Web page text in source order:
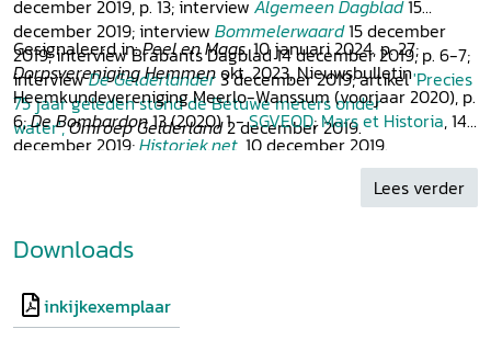
december 2019, p. 13; interview Algemeen Dagblad15
december 2019; interview Bommelerwaard15 december
2019; interview Brabants Dagblad 14 december 2019, p. 6-7;
interviewDe Gelderlander3 december 2019; artikel'Precies
75 jaar geleden stond de Betuwe meters onder
water',Omroep Gelderland2 december 2019.
Gesignaleerd in:Peel en Maas,10 januari 2024, p. 27;
Dorpsvereniging Hemmenokt. 2023, Nieuwsbulletin
Heemkundevereniging Meerlo-Wanssum (voorjaar 2020), p.
6;De Bombardon13 (2020) 1 -SGVEOD;Mars et Historia, 14
december 2019;Historiek.net , 10 december 2019.
Lees verder
Downloads
inkijkexemplaar